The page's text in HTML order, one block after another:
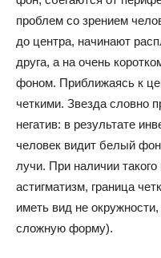
проблем со зрением
до центра, начинают
друга, а на очень
фоном. Приближаясь к
четкими. Звезда словно
негатив: в результате
человек видит белый
лучи. При наличии
астигматизм, граница
иметь вид не
сложную форму).